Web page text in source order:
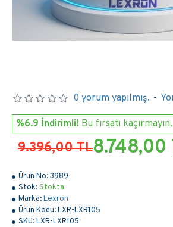
Ürün No:3989
Stok:Stokta
Marka:Lexron
Ürün Kodu:LXR-LXR105
SKU:LXR-LXR105
0 yorum yapılmış. -
%6.9 İndirimli! Bu fırsatı kaçırmayın.
9.396,00 TL8.748,00